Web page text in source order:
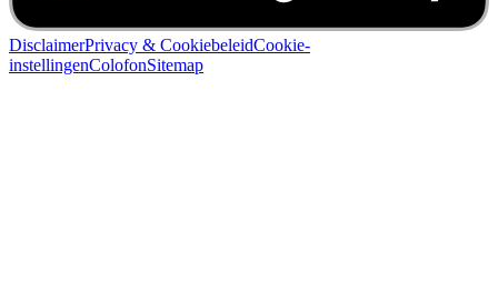
DisclaimerPrivacy & CookiebeleidCookie-
instellingenColofonSitemap